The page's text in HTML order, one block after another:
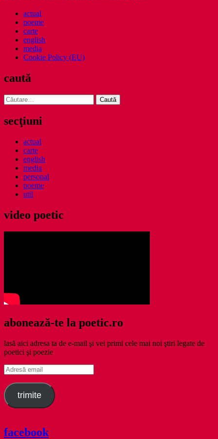
actual
poeme
carte
english
media
Cookie Policy (EU)
caută
Caută
după:
secţiuni
actual
carte
english
media
personal
poeme
util
video poetic
abonează-te la poetic.ro
lasă aici adresa ta de e-mail şi vei primi cele mai noi ştiri legate de
poetici şi poezie
Adresă
email
trimite
facebook